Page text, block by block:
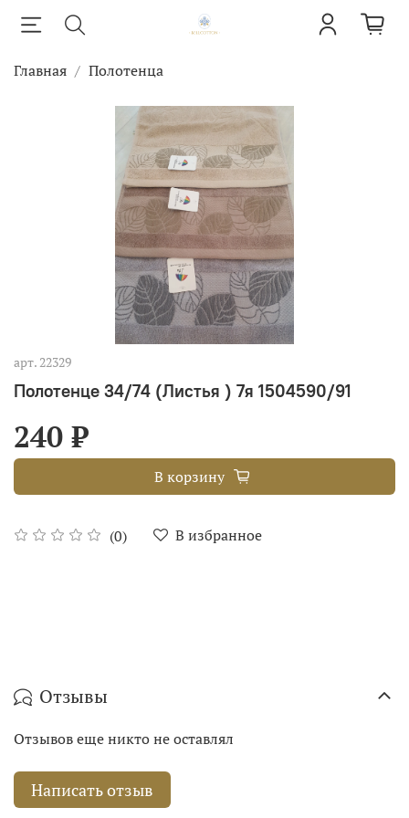
Главная Полотенца
арт. 22329
Полотенце 34/74 (Листья ) 7я 1504590/91
(0) В избранное
240 ₽
В корзину
Отзывы
Отзывов еще никто не оставлял
Написать отзыв